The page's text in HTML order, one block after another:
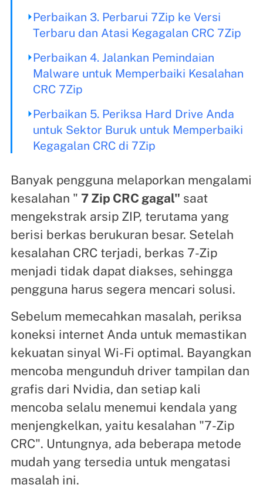
Perbaikan 3. Perbarui 7Zip ke Versi
Terbaru dan Atasi Kegagalan CRC 7Zip
Perbaikan 4. Jalankan Pemindaian
Malware untuk Memperbaiki Kesalahan
CRC 7Zip
Perbaikan 5. Periksa Hard Drive Anda
untuk Sektor Buruk untuk Memperbaiki
Kegagalan CRC di 7Zip
Banyak pengguna melaporkan mengalami
kesalahan " 7 Zip CRC gagal" saat
mengekstrak arsip ZIP, terutama yang
berisi berkas berukuran besar. Setelah
kesalahan CRC terjadi, berkas 7-Zip
menjadi tidak dapat diakses, sehingga
pengguna harus segera mencari solusi.
Sebelum memecahkan masalah, periksa
koneksi internet Anda untuk memastikan
kekuatan sinyal Wi-Fi optimal. Bayangkan
mencoba mengunduh driver tampilan dan
grafis dari Nvidia, dan setiap kali
mencoba selalu menemui kendala yang
menjengkelkan, yaitu kesalahan "7-Zip
CRC". Untungnya, ada beberapa metode
mudah yang tersedia untuk mengatasi
masalah ini.